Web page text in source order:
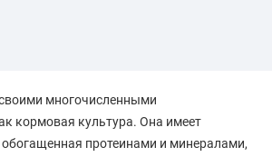
многочисленными
кормовая культура. Она имеет
протеинами и минералами,